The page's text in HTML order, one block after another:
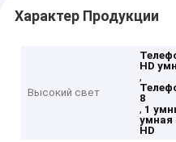
Характер Продукции
Высокий свет
HD
,
8
, 1
умная
HD